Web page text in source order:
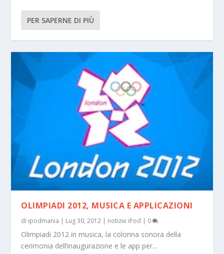
PER SAPERNE DI PIÙ
OLIMPIADI 2012, MUSICA E APPLICAZIONI
di ipodmania | Lug 30, 2012 | notizie iPod | 0
Olimpiadi 2012 in musica, la colonna sonora della
cerimonia dell’inaugurazione e le app per...